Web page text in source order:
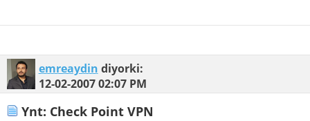
emreaydin diyorki:
12-02-200702:07 PM
Ynt: Check Point VPN